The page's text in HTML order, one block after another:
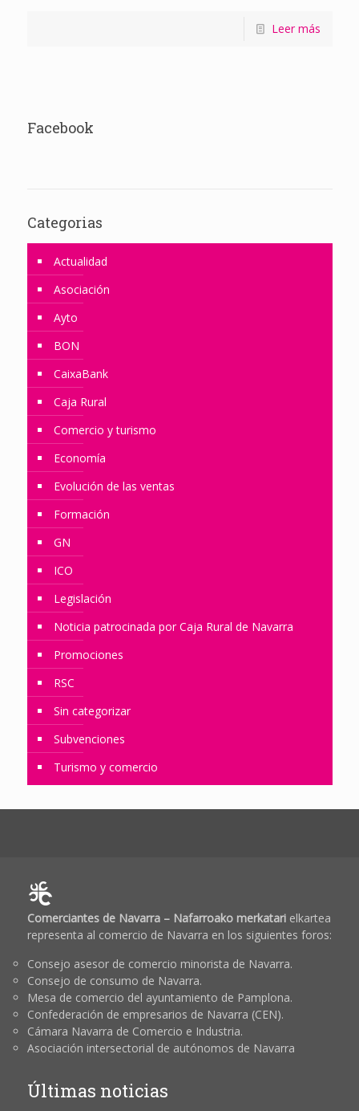
Leer más
Facebook
Categorias
Actualidad
Asociación
Ayto
BON
CaixaBank
Caja Rural
Comercio y turismo
Economía
Evolución de las ventas
Formación
GN
ICO
Legislación
Noticia patrocinada por Caja Rural de Navarra
Promociones
RSC
Sin categorizar
Subvenciones
Turismo y comercio
Comerciantes de Navarra – Nafarroako merkatarielkartea
representa al comercio de Navarra en los siguientes foros:
Consejo asesor de comercio minorista de Navarra.
Consejo de consumo de Navarra.
Mesa de comercio del ayuntamiento de Pamplona.
Confederación de empresarios de Navarra (CEN).
Cámara Navarra de Comercio e Industria.
Asociación intersectorial de autónomos de Navarra
Últimas noticias